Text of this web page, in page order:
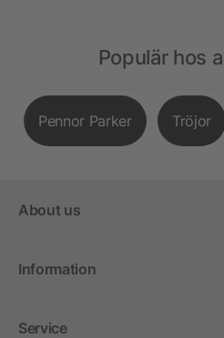
Populär hos
Pennor Parker Tröjor
About us
Information
Service